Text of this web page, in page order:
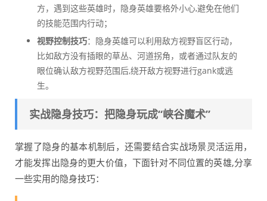
方，遇到这些英雄时，隐身英雄要格外小心,避免在他们
的技能范围内行动；
视野控制技巧：隐身英雄可以利用敌方视野盲区行动，
比如敌方没有插眼的草丛、河道拐角，或者通过队友的
眼位确认敌方视野范围后,绕开敌方视野进行gank或逃
生。
实战隐身技巧：把隐身玩成“峡谷魔术”
掌握了隐身的基本机制后，还需要结合实战场景灵活运用，
才能发挥出隐身的更大价值，下面针对不同位置的英雄,分享
一些实用的隐身技巧：